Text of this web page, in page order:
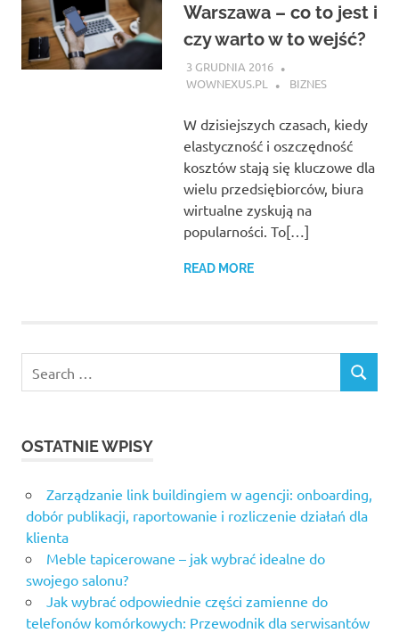
Warszawa – co to jest i
czy warto w to wejść?
3 GRUDNIA 2016
WOWNEXUS.PL
BIZNES
W dzisiejszych czasach, kiedy
elastyczność i oszczędność
kosztów stają się kluczowe dla
wielu przedsiębiorców, biura
wirtualne zyskują na
popularności. To[…]
READ MORE
for:
SEARCH
OSTATNIE WPISY
Zarządzanie link buildingiem w agencji: onboarding,
dobór publikacji, raportowanie i rozliczenie działań dla
klienta
Meble tapicerowane – jak wybrać idealne do
swojego salonu?
Jak wybrać odpowiednie części zamienne do
telefonów komórkowych: Przewodnik dla serwisantów